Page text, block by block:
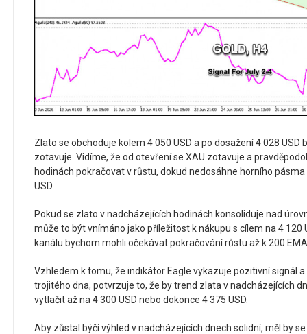
Zlato se obchoduje kolem 4 050 USD a po dosažení 4 028
zotavuje. Vidíme, že od otevření se XAU zotavuje a
hodinách pokračovat v růstu, dokud nedosáhne horního
USD.
Pokud se zlato v nadcházejících hodinách konsoliduje nad
může to být vnímáno jako příležitost k nákupu s cílem na 4 120
kanálu bychom mohli očekávat pokračování růstu až k 200
Vzhledem k tomu, že indikátor Eagle vykazuje pozitivní signál
trojitého dna, potvrzuje to, že by trend zlata v nadcházejících
vytlačit až na 4 300 USD nebo dokonce 4 375 USD.
Aby zůstal býčí výhled v nadcházejících dnech solidní, měl by